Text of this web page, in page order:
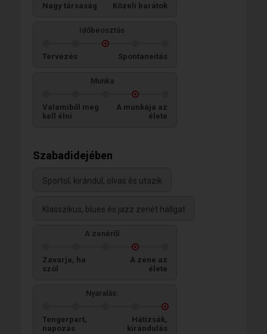
Nagy társaság Közeli barátok
Időbeosztás
Tervezés Spontaneitás
Munka
Valamiből meg
kell élni
A munkája az
élete
Szabadidejében
Sportol, kirándul, olvas és utazik
Klasszikus, blues és jazz zenét hallgat
A zenéről
Zavarja, ha
szól
A zene az
élete
Nyaralás:
Tengerpart,
napozás
Hátizsák,
kirándulás